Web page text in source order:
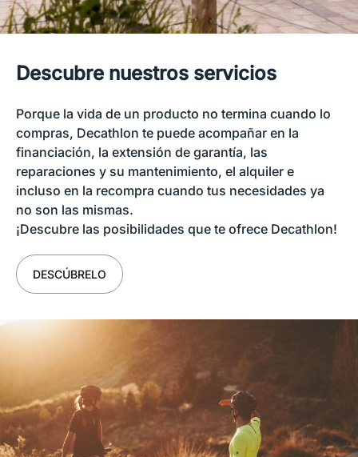
Descubre nuestros servicios
Porque la vida de un producto no termina cuando lo
compras, Decathlon te puede acompañar en la
financiación, la extensión de garantía, las
reparaciones y su mantenimiento, el alquiler e
incluso en la recompra cuando tus necesidades ya
no son las mismas.
¡Descubre las posibilidades que te ofrece Decathlon!
DESCÚBRELO